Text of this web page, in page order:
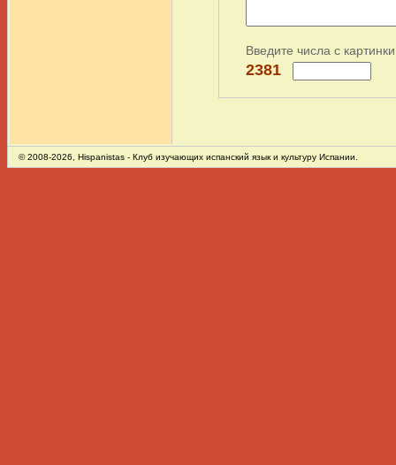
Введите числа с
2381
© 2008-2026, Hispanistas - Клуб изучающих испанский язык и культуру Испании.